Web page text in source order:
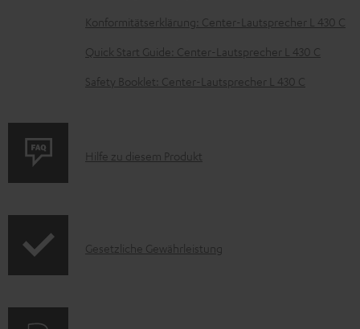
n
t
e
a
Konformitätserklärung: Center-Lautsprecher L 430 C
Quick Start Guide: Center-Lautsprecher L 430 C
Safety Booklet: Center-Lautsprecher L 430 C
P
u
Hilfe zu diesem Produkt
IGesetzliche Gewährleistung